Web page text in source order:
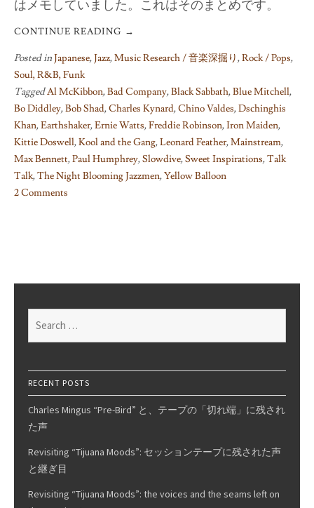
はメモしていました。これはそのまとめです。
CONTINUE READING →
Posted inJapanese,Jazz,Music Research / 音楽深掘り,Rock / Pops,
Soul, R&B, Funk
TaggedAl McKibbon,Bad Company,Black Sabbath,Blue Mitchell,
Bo Diddley,Bob Shad,Charles Kynard,Chino Valdes,Dschinghis
Khan,Earthshaker,Ernie Watts,Freddie Robinson,Iron Maiden,
Kittie Doswell,Kool and the Gang,Leonard Feather,Mainstream,
Max Bennett,Paul Humphrey,Slowdive,Sweet Inspirations,Talk
Talk,The Night Blooming Jazzmen,Yellow Balloon
2 Comments
for:
RECENT POSTS
Charles Mingus “Pre-Bird” と、テープの「切れ端」に残され
た声
Revisiting “Tijuana Moods”: セッションテープに残された声
と継ぎ目
Revisiting “Tijuana Moods”: the voices and the seams left on